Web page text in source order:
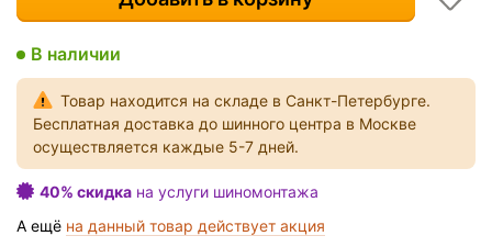
В наличии
Товар находится на складе в Санкт-Петербурге.
Бесплатная доставка до шинного центра в Москве
осуществляется каждые 5-7 дней.
40% скидка на услуги шиномонтажа
А ещё на данный товар действует акция